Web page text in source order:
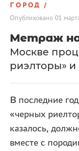
ГОРОД
Опубликовано 01
Метраж
Москве
риэлторы» и
В последние
«черных
казалось,
вместе с